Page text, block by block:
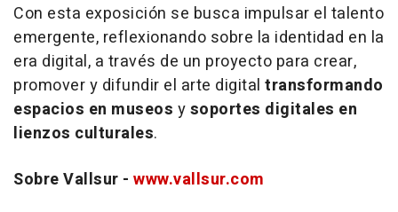
Con esta exposición se busca impulsar el talento
emergente, reflexionando sobre la identidad en la
era digital, a través de un proyecto para crear,
promover y difundir el arte digital transformando
espacios en museos ysoportes digitales en
lienzos culturales.
Sobre Vallsur - www.vallsur.com